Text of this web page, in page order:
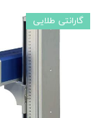
گارانتی طلایی